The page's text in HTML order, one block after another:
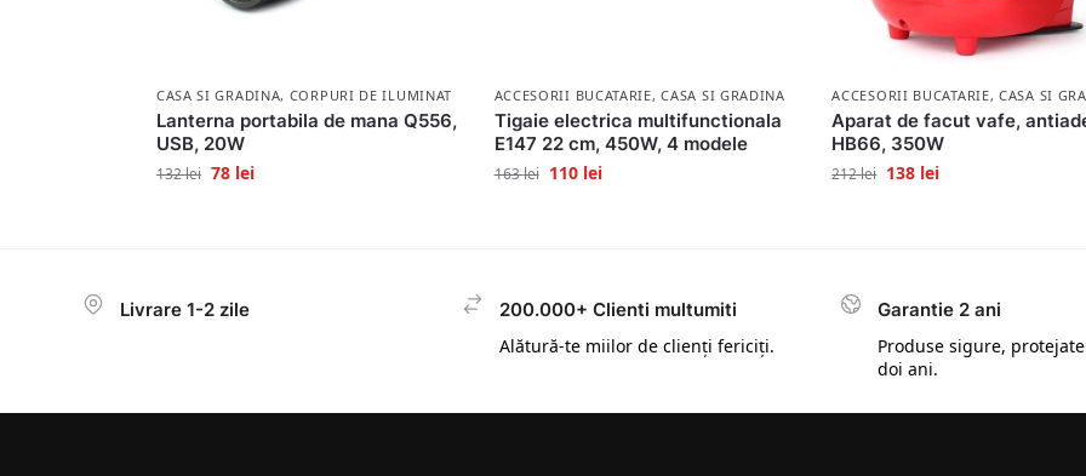
CASA SI GRADINA, CORPURI DE ILUMINAT
Lanterna portabila de mana Q556,
USB, 20W
132lei 78 lei
ACCESORII BUCATARIE,CASA SI GRADINA
Tigaie electrica multifunctionala
E147 22 cm, 450W, 4 modele
163lei 110 lei
ACCESORII BUCATARIE,CASA SI
Aparat de facut vafe,
HB66, 350W
212lei 138 lei
Livrare 1-2 zile
200.000+ Clienti multumiti
Alătură-te miilor de clienți fericiți.
Garantie 2 ani
Produse sigure,
doi ani.